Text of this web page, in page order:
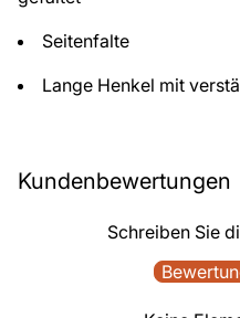
Seitenfalte
Lange Henkel mit
Kundenbewertungen
Schreiben Sie